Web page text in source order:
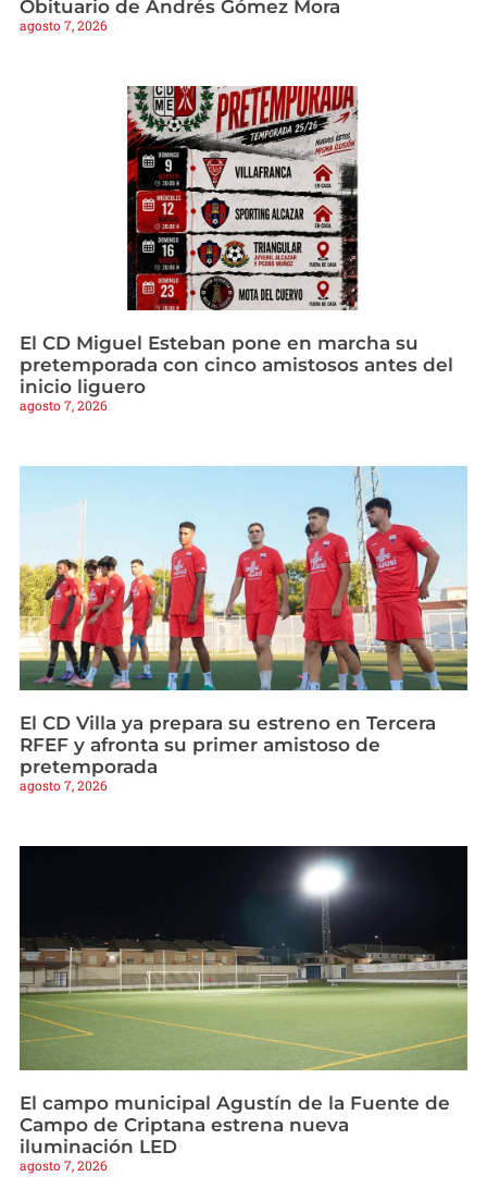
Obituario de Andrés Gómez Mora
agosto 7, 2026
El CD Miguel Esteban pone en marcha su
pretemporada con cinco amistosos antes del
inicio liguero
agosto 7, 2026
El CD Villa ya prepara su estreno en Tercera
RFEF y afronta su primer amistoso de
pretemporada
agosto 7, 2026
El campo municipal Agustín de la Fuente de
Campo de Criptana estrena nueva
iluminación LED
agosto 7, 2026